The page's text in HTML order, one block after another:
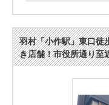
羽村「小作駅」東口徒
き店舗！市役所通り至